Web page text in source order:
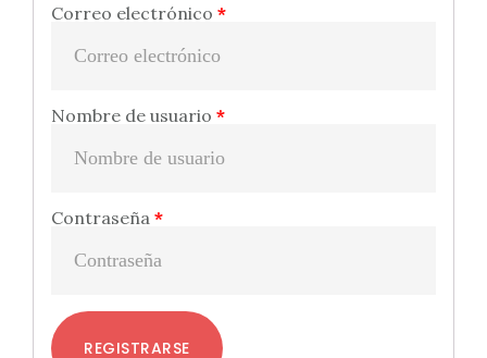
Correo electrónico*
Nombre de usuario*
Contraseña*
REGISTRARSE